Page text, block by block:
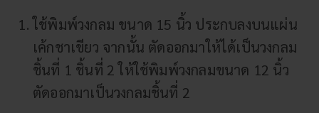
ใช้พิมพ์วงกลม ขนาด 15 นิ้ว ประกบลงบนแผ่น
เค้กชาเขียว จากนั้น ตัดออกมาให้ได้เป็นวงกลม
ชิ้นที่ 1 ชิ้นที่ 2 ให้ใช้พิมพ์วงกลมขนาด 12 นิ้ว
ตัดออกมาเป็นวงกลมชิ้นที่ 2